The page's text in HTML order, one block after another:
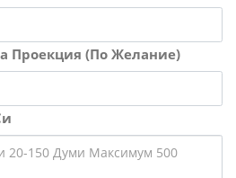
Проекция (По Желание)